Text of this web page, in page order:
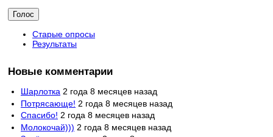
Старые опросы
Результаты
Новые комментарии
Шарлотка 2 года 8 месяцев назад
Потрясающе! 2 года 8 месяцев назад
Спасибо! 2 года 8 месяцев назад
Молокочай))) 2 года 8 месяцев назад